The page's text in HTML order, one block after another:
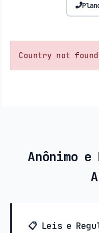
Country not
Anônimo
📋 Leis e